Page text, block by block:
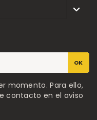

OK
momento. Para ello,
contacto en el aviso